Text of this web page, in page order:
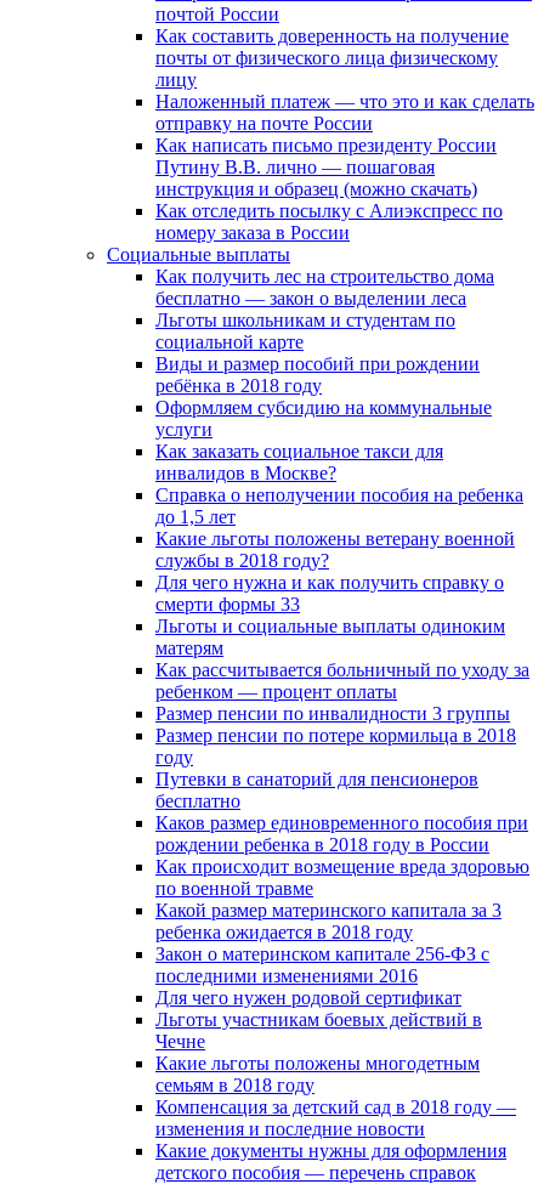
почтой России
Как составить доверенность на получение
почты от физического лица физическому
лицу
Наложенный платеж — что это и как сделать
отправку на почте России
Как написать письмо президенту России
Путину В.В. лично — пошаговая
инструкция и образец (можно скачать)
Как отследить посылку с Алиэкспресс по
номеру заказа в России
Социальные выплаты
Как получить лес на строительство дома
бесплатно — закон о выделении леса
Льготы школьникам и студентам по
социальной карте
Виды и размер пособий при рождении
ребёнка в 2018 году
Оформляем субсидию на коммунальные
услуги
Как заказать социальное такси для
инвалидов в Москве?
Справка о неполучении пособия на ребенка
до 1,5 лет
Какие льготы положены ветерану военной
службы в 2018 году?
Для чего нужна и как получить справку о
смерти формы 33
Льготы и социальные выплаты одиноким
матерям
Как рассчитывается больничный по уходу за
ребенком — процент оплаты
Размер пенсии по инвалидности 3 группы
Размер пенсии по потере кормильца в 2018
году
Путевки в санаторий для пенсионеров
бесплатно
Каков размер единовременного пособия при
рождении ребенка в 2018 году в России
Как происходит возмещение вреда здоровью
по военной травме
Какой размер материнского капитала за 3
ребенка ожидается в 2018 году
Закон о материнском капитале 256-ФЗ с
последними изменениями 2016
Для чего нужен родовой сертификат
Льготы участникам боевых действий в
Чечне
Какие льготы положены многодетным
семьям в 2018 году
Компенсация за детский сад в 2018 году —
изменения и последние новости
Какие документы нужны для оформления
детского пособия — перечень справок